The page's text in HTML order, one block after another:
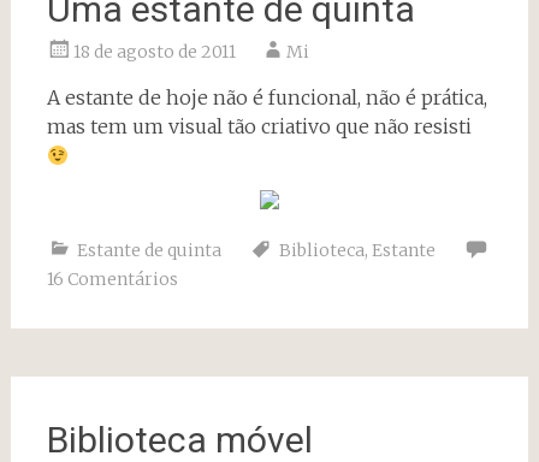
Uma estante de quinta
18 de agosto de 2011 Mi
A estante de hoje não é funcional, não é prática,
mas tem um visual tão criativo que não resisti
Estante de quinta Biblioteca, Estante
16 Comentários
Biblioteca móvel